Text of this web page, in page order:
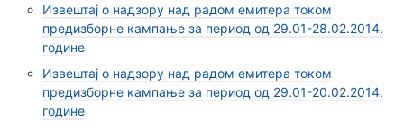
Извештај о надзору над радом емитера током
предизборне кампање за период од 29.01-28.02.2014.
године
Извештај о надзору над радом емитера током
предизборне кампање за период од 29.01-20.02.2014.
годинe